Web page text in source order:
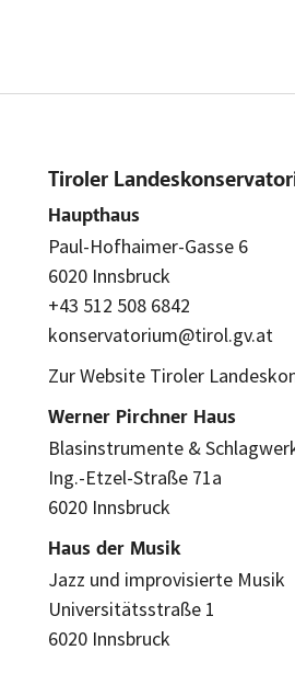
Tiroler
Haupthaus
Paul-Hofhaimer-Gasse 6
6020 Innsbruck
+43 512 508 6842
konservatorium@tirol.gv.at
Zur Website Tiroler
Werner Pirchner Haus
Blasinstrumente &
Ing.-Etzel-Straße 71a
6020 Innsbruck
Haus der Musik
Jazz und improvisierte Musik
Universitätsstraße 1
6020 Innsbruck